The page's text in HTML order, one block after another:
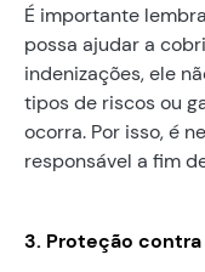
É importante
possa ajudar a
indenizações, ele
tipos de riscos ou
ocorra. Por isso, é
responsável a fim
3. Proteção